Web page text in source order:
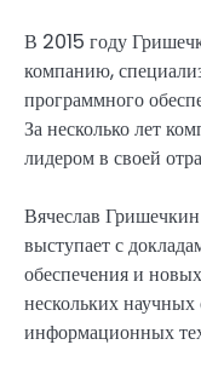
В 2015 году
компанию,
программного
За несколько лет
лидером в своей
Вячеслав
выступает с
обеспечения и
нескольких научных
информационных